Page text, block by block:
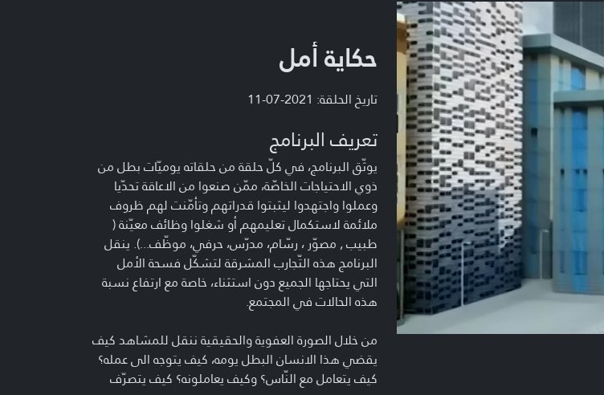
حكاية أمل
تاريخ الحلقة: 2021-07-11
تعريف البرنامج
يوثّق البرنامج، في كلّ حلقة من حلقاته يوميّات بطل من
ذوي الاحتياجات الخاصّة، ممّن صنعوا من الاعاقة تحدّيا
وعملوا واجتهدوا ليثبتوا قدراتهم وتأمّنت لهم ظروف
ملائمة لاستكمال تعليمهم أو شغلوا وظائف معيّنة (
طبيب , مصوّر ، رسّام، مدرّس، حرفي، موظّف...). ينقل
البرنامج هذه التّجارب المشرقة لتشكّل فسحة الأمل
التي يحتاجها الجميع دون استثناء، خاصة مع ارتفاع نسبة
هذه الحالات في المجتمع.
من خلال الصورة العفوية والحقيقية ننقل للمشاهد كيف
يقضي هذا الانسان البطل يومه، كيف يتوجه الى عمله؟
كيف يتعامل مع النّاس؟ وكيف يعاملونه؟ كيف يتصرّف